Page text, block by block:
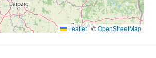
Leaflet|©OpenStreetMap